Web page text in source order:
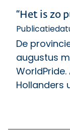
“Het is zo
De
augustus
Hollanders